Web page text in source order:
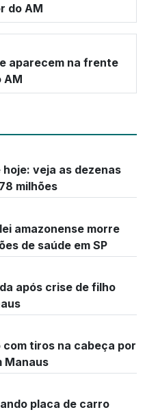
do AM
aparecem na frente
AM
veja as dezenas
milhões
amazonense morre
de saúde em SP
após crise de filho
com tiros na cabeça por
Manaus
placa de carro